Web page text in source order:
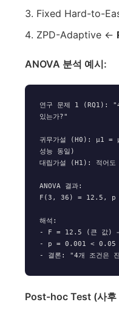
Fixed Hard-to-
ZPD-Adaptive ←
ANOVA 분석 예시:
연구 문제 1 (RQ1):
있는가?"
귀무가설 (H0): μ1 =
성능 동일)
대립가설 (H1): 적어도
ANOVA 결과:
F(3, 36) = 12.5, p
해석:
- F = 12.5 (큰 값) →
- p = 0.001 < 0.05 →
Post-hoc Test (사후